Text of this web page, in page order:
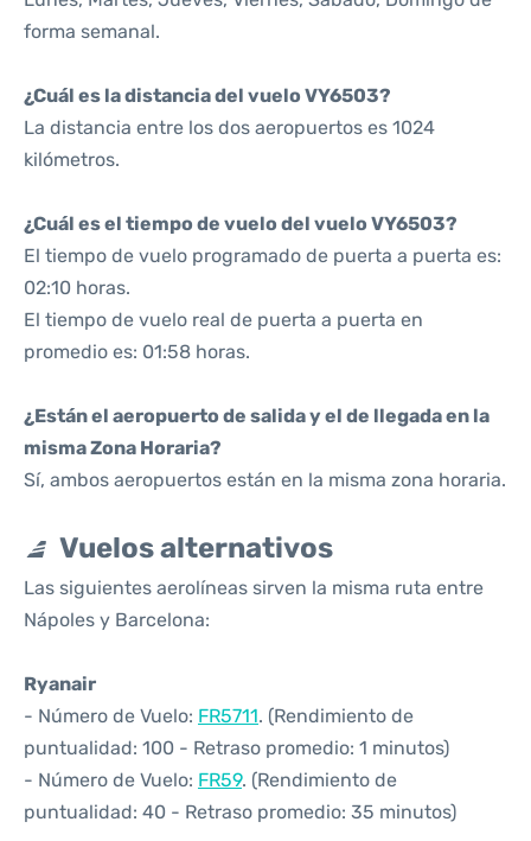
forma semanal.
¿Cuál es la distancia del vuelo VY6503?
La distancia entre los dos aeropuertos es 1024
kilómetros.
¿Cuál es el tiempo de vuelo del vuelo VY6503?
El tiempo de vuelo programado de puerta a puerta es:
02:10 horas.
El tiempo de vuelo real de puerta a puerta en
promedio es: 01:58 horas.
¿Están el aeropuerto de salida y el de llegada en la
misma Zona Horaria?
Sí, ambos aeropuertos están en la misma zona horaria.
Vuelos alternativos
Las siguientes aerolíneas sirven la misma ruta entre
Nápoles y Barcelona:
Ryanair
- Número de Vuelo: FR5711. (Rendimiento de
puntualidad: 100 - Retraso promedio: 1 minutos)
- Número de Vuelo: FR59. (Rendimiento de
puntualidad: 40 - Retraso promedio: 35 minutos)